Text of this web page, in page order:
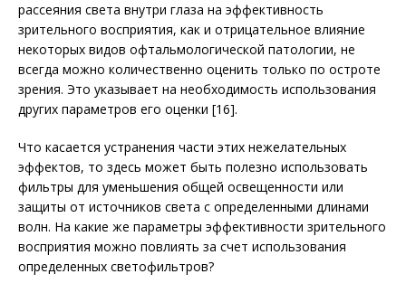
рассеяния света внутри глаза на эффективность
зрительного восприятия, как и отрицательное влияние
некоторых видов офтальмологической патологии, не
всегда можно количественно оценить только по остроте
зрения. Это указывает на необходимость использования
других параметров его оценки [16].
Что касается устранения части этих нежелательных
эффектов, то здесь может быть полезно использовать
фильтры для уменьшения общей освещенности или
защиты от источников света с определенными длинами
волн. На какие же параметры эффективности зрительного
восприятия можно повлиять за счет использования
определенных светофильтров?